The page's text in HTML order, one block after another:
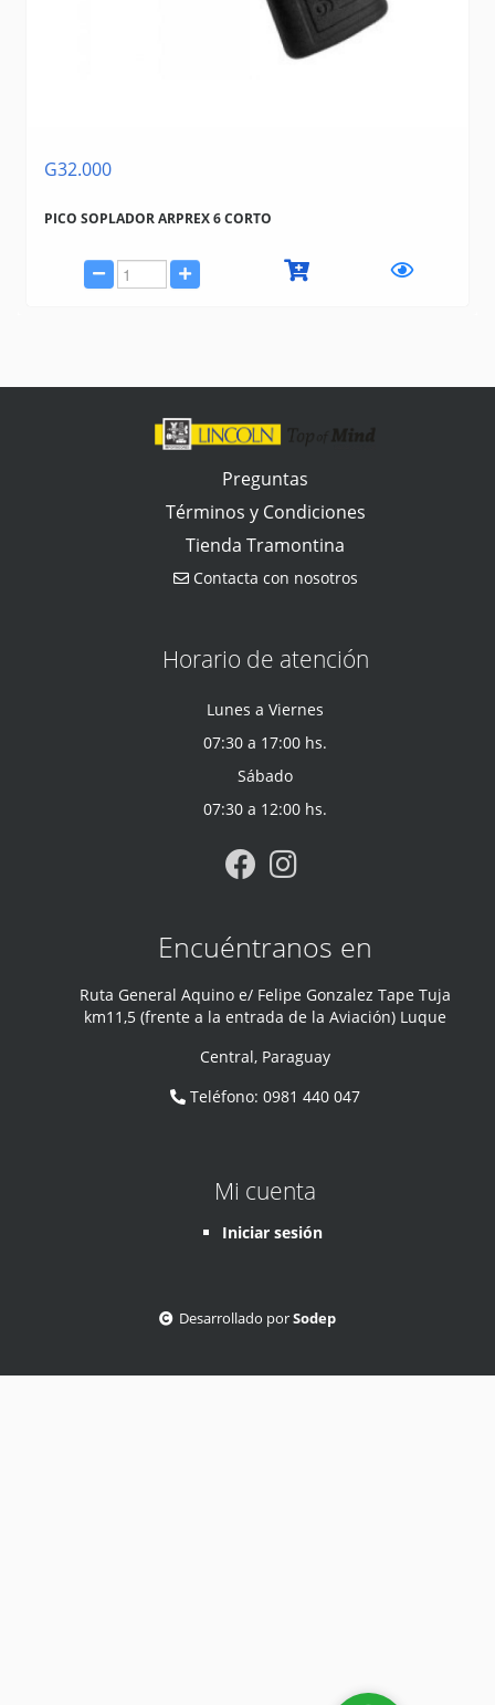
G32.000
PICO SOPLADOR ARPREX 6 CORTO
Preguntas
Términos y Condiciones
Tienda Tramontina
Contacta con nosotros
Horario de atención
Lunes a Viernes
07:30 a 17:00 hs.
Sábado
07:30 a 12:00 hs.
Encuéntranos en
Ruta General Aquino e/ Felipe Gonzalez Tape Tuja
km11,5 (frente a la entrada de la Aviación) Luque
Central, Paraguay
Teléfono:0981 440 047
Mi cuenta
Iniciar sesión
Desarrollado porSodep